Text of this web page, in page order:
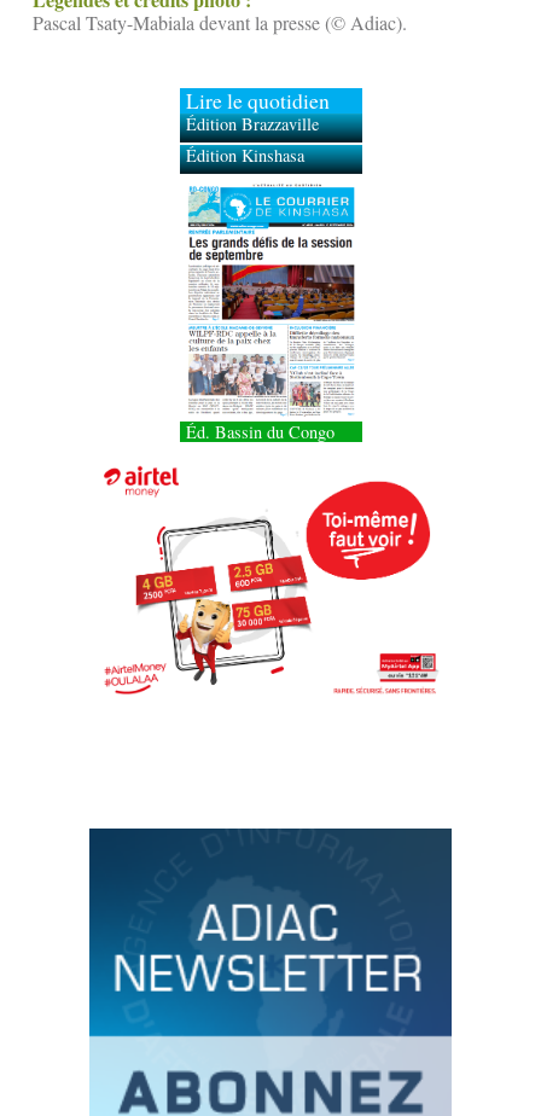
Pascal Tsaty-Mabiala devant la presse (© Adiac).
Lire le quotidien
Édition Brazzaville
Édition Kinshasa
Éd. Bassin du Congo